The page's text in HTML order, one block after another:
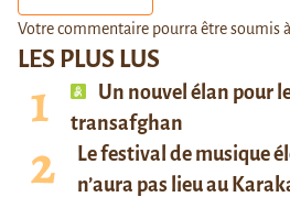
LES PLUS LUS
Un nouvel élan pour
transafghan
Le festival de musique
n’aura pas lieu au
Votre commentaire pourra être soumis